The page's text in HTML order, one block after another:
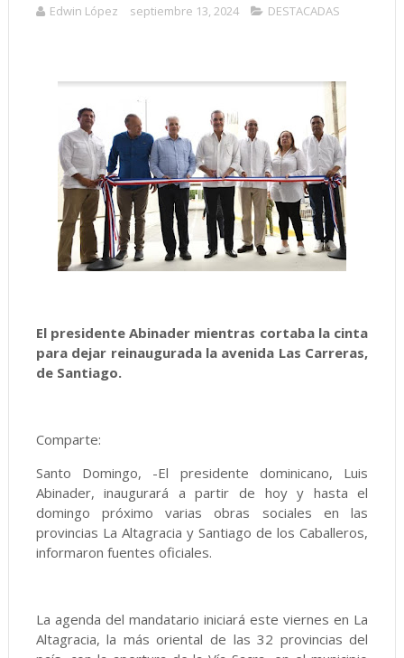
Edwin López septiembre 13, 2024 DESTACADAS
El presidente Abinader mientras cortaba la cinta
para dejar reinaugurada la avenida Las Carreras,
de Santiago.
Comparte:
Santo Domingo, -El presidente dominicano, Luis
Abinader, inaugurará a partir de hoy y hasta el
domingo próximo varias obras sociales en las
provincias La Altagracia y Santiago de los Caballeros,
informaron fuentes oficiales.
La agenda del mandatario iniciará este viernes en La
Altagracia, la más oriental de las 32 provincias del